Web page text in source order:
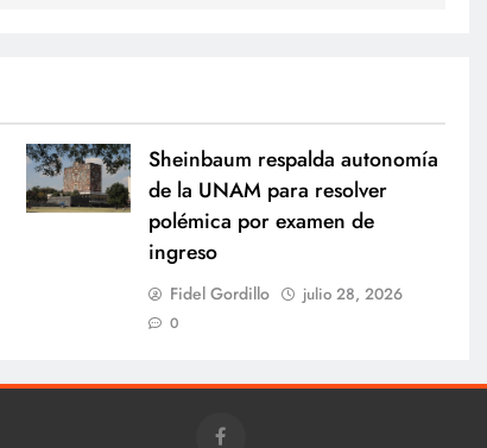
Sheinbaum respalda autonomía
de la UNAM para resolver
polémica por examen de
ingreso
Fidel Gordillo julio 28, 2026
0